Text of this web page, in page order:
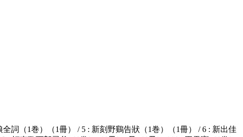
詞（1巻）（1冊） / 5 : 新刻野鷄告狀（1巻）（1冊） / 6 : 新出佳